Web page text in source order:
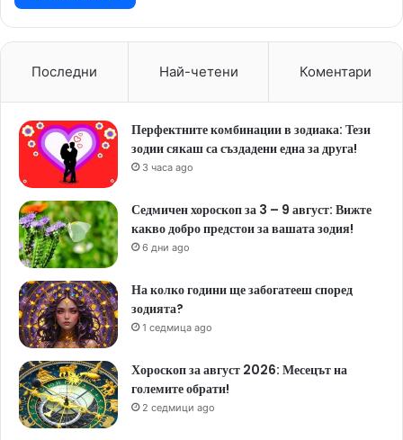
Последни Най-четени Коментари
Перфектните комбинации в зодиака: Тези
зодии сякаш са създадени една за друга!
3 часа ago
Седмичен хороскоп за 3 – 9 август: Вижте
какво добро предстои за вашата зодия!
6 дни ago
На колко години ще забогатееш според
зодията?
1 седмица ago
Хороскоп за август 2026: Месецът на
големите обрати!
2 седмици ago